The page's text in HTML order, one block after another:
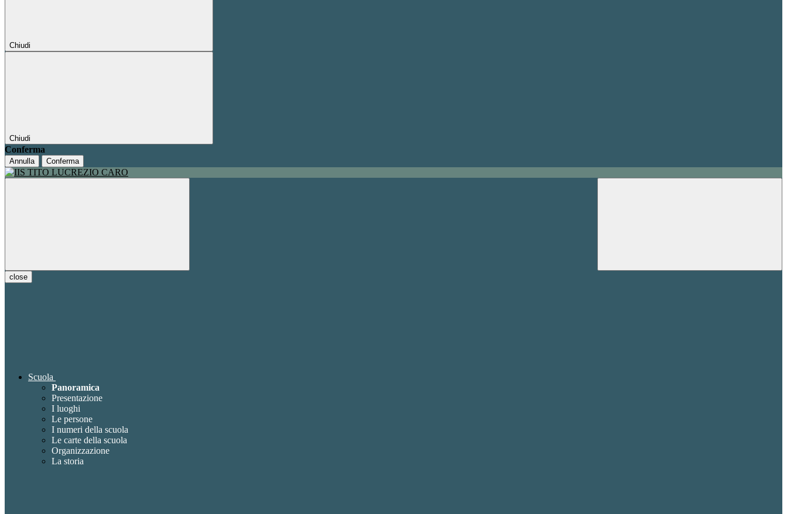
Chiudi
Chiudi
Conferma
Annulla Conferma
close
Scuola
Panoramica
Presentazione
I luoghi
Le persone
I numeri della scuola
Le carte della scuola
Organizzazione
La storia